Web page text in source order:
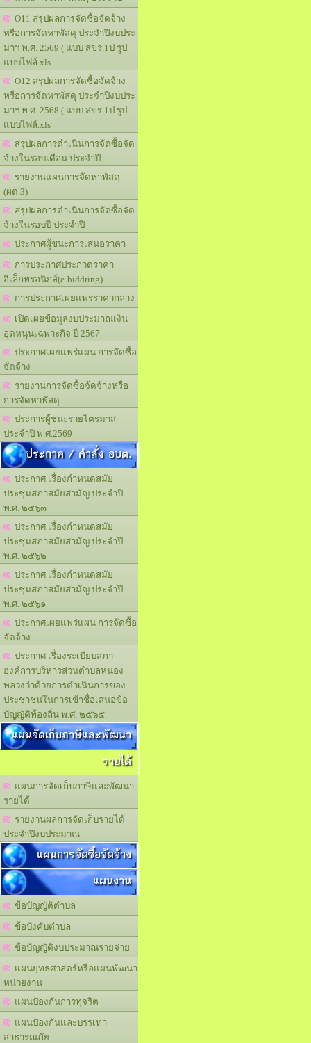
O11 สรุปผลการจัดซื้อจัดจ้าง
หรือการจัดหาพัสดุ ประจำปีงบประ
มาฯ พ.ศ. 2569 ( แบบ สขร.1ป รูป
แบบไฟล์.xls
O12 สรุปผลการจัดซื้อจัดจ้าง
หรือการจัดหาพัสดุ ประจำปีงบประ
มาฯ พ.ศ. 2568 ( แบบ สขร.1ป รูป
แบบไฟล์.xls
สรุปผลการดำเนินการจัดซื้อจัด
จ้างในรอบเดือน ประจำปี
รายงานแผนการจัดหาพัสดุ
(ผด.3)
สรุปผลการดำเนินการจัดซื้อจัด
จ้างในรอบปี ประจำปี
ประกาศผู้ชนะการเสนอราคา
การประกาศประกวดราคา
อิเล็กทรอนิกส์(e-biddring)
การประกาศเผยแพร่ราคากลาง
เปิดเผยข้อมูลงบประมาณเงิน
อุดหนุนเฉพาะกิจ ปี 2567
ประกาศเผยแพร่แผน การจัดซื้อ
จัดจ้าง
รายงานการจัดซื้อจ้ดจ้างหรือ
การจัดหาพัสดุ
ประการผู้ชนะรายไตรมาส
ประจำปี พ.ศ.2569
ประกาศ / คำสั่ง อบต.
ประกาศ เรื่องกำหนดสมัย
ประชุมสภาสมัยสามัญ ประจำปี
พ.ศ. ๒๕๖๓
ประกาศ เรื่องกำหนดสมัย
ประชุมสภาสมัยสามัญ ประจำปี
พ.ศ. ๒๕๖๒
ประกาศ เรื่องกำหนดสมัย
ประชุมสภาสมัยสามัญ ประจำปี
พ.ศ. ๒๕๖๑
ประกาศเผยแพร่แผน การจัดซื้อ
จัดจ้าง
ประกาศ เรื่องระเบียบสภา
องค์การบริหารส่วนตำบลหนอง
พลวงว่าด้วยการดำเนินการของ
ประชาชนในการเข้าชื่อเสนอข้อ
บัญญัติท้องถิ่น พ.ศ. ๒๕๖๕
แผนจัดเก็บภาษีและพัฒนา
รายได้
แผนการจัดเก็บภาษีและพัฒนา
รายได้
รายงานผลการจัดเก็บรายได้
ประจำปีงบประมาณ
แผนการจัดซื้อจัดจ้าง
แผนงาน
ข้อบัญญัติตำบล
ข้อบังคับตำบล
ข้อบัญญัติงบประมาณรายจ่าย
แผนยุทธศาสตร์หรือแผนพัฒนา
หน่วยงาน
แผนปัองกันการทุจริต
แผนปัองกันและบรรเทา
สาธารณภัย